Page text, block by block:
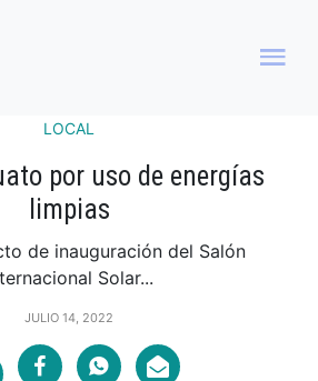
LOCAL
por uso de energías
limpias
de inauguración del Salón
Solar...
JULIO 14, 2022